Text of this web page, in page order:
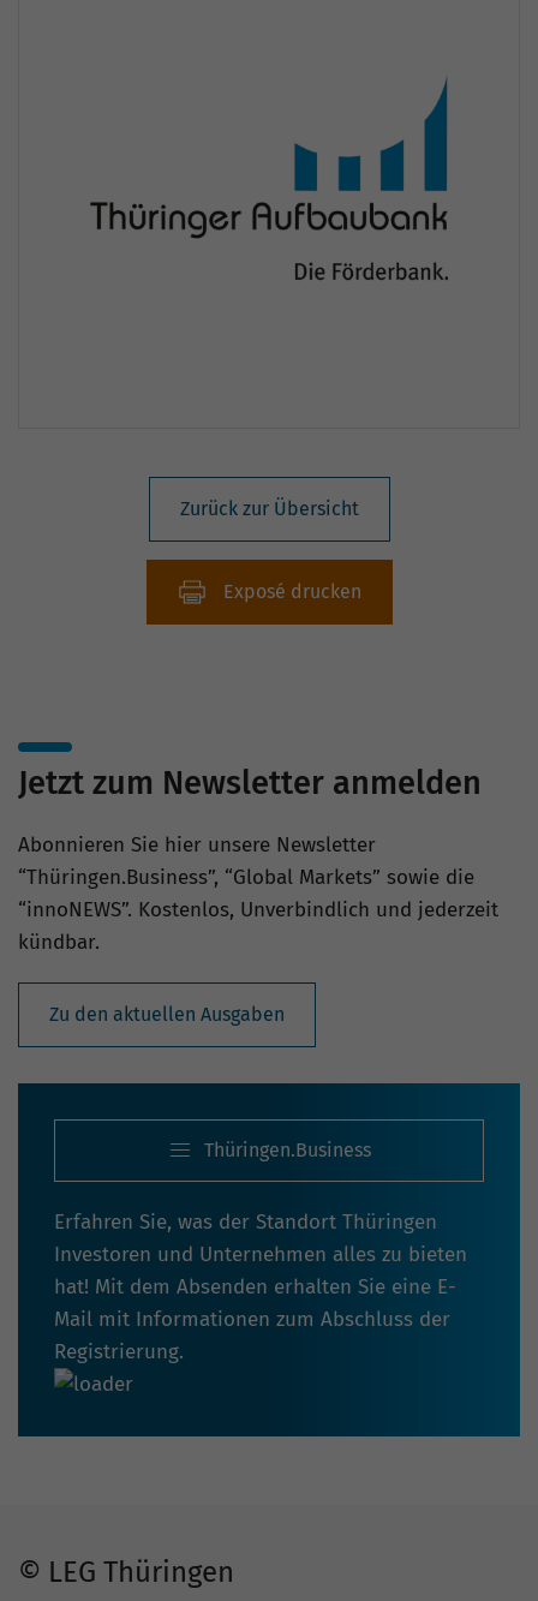
Zurück zur Übersicht
Exposé drucken
Jetzt zum Newsletter anmelden
Abonnieren Sie hier unsere Newsletter
“Thüringen.Business”, “Global Markets” sowie die
“innoNEWS”. Kostenlos, Unverbindlich und jederzeit
kündbar.
Zu den aktuellen Ausgaben
Thüringen.Business
Erfahren Sie, was der Standort Thüringen
Investoren und Unternehmen alles zu bieten
hat! Mit dem Absenden erhalten Sie eine E-
Mail mit Informationen zum Abschluss der
Registrierung.
© LEG Thüringen